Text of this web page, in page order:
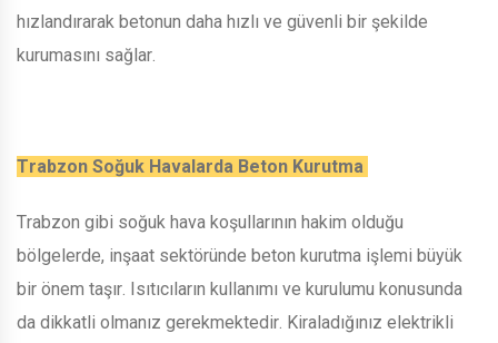
hızlandırarak betonun daha hızlı ve güvenli bir şekilde
kurumasını sağlar.
Trabzon Soğuk Havalarda Beton Kurutma
Trabzon gibi soğuk hava koşullarının hakim olduğu
bölgelerde, inşaat sektöründe beton kurutma işlemi büyük
bir önem taşır. Isıtıcıların kullanımı ve kurulumu konusunda
da dikkatli olmanız gerekmektedir. Kiraladığınız elektrikli